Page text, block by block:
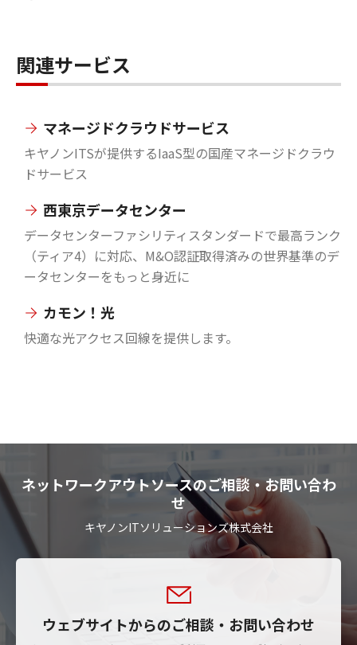
関連サービス
マネージドクラウドサービス
キヤノンITSが提供するIaaS型の国産マネージドクラウ
ドサービス
西東京データセンター
データセンターファシリティスタンダードで最高ランク
（ティア4）に対応、M&O認証取得済みの世界基準のデ
ータセンターをもっと身近に
カモン！光
快適な光アクセス回線を提供します。
ネットワークアウトソースのご相談・お問い合わ
せ
キヤノンITソリューションズ株式会社
ウェブサイトからのご相談・お問い合わせ